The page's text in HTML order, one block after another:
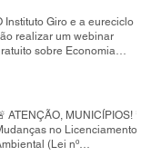
Instituto Giro e a eureciclo
realizar um webinar
sobre Economia
públicos.
ATENÇÃO, MUNICÍPIOS! 🚨
no Licenciamento
(Lei nº